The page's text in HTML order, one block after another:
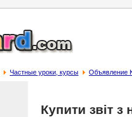
Частные уроки, курсы Объявление
Купити звіт з